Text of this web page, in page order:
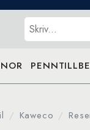
Sök
Kaweco